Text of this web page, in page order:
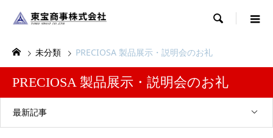

未分類 PRECIOSA 製品展示・説明会のお礼
PRECIOSA 製品展示・説明会のお礼
最新記事